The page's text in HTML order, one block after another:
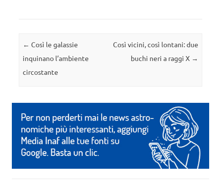
Navigazione articolo
← Così le galassie
inquinano l’ambiente
circostante
Così vicini, così lontani: due
buchi neri a raggi X →